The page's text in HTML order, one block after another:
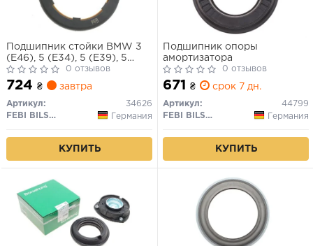
Подшипник стойки BMW 3
(E46), 5 (E34), 5 (E39), 5
(E60) 2.0-6.0 04.90-12.10
0 отзывов
724 ₴ завтра
Артикул:
34626
FEBI BILSTEIN
Германия
КУПИТЬ
Подшипник опоры
амортизатора
0 отзывов
671 ₴ срок 7 дн.
Артикул:
44799
FEBI BILSTEIN
Германия
КУПИТЬ